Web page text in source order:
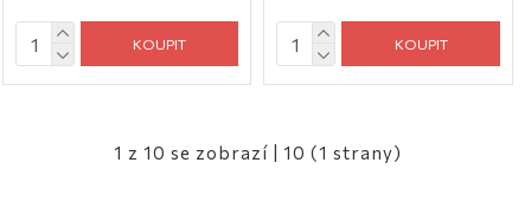
KOUPIT KOUPIT
1 z 10 se zobrazí | 10 (1 strany)